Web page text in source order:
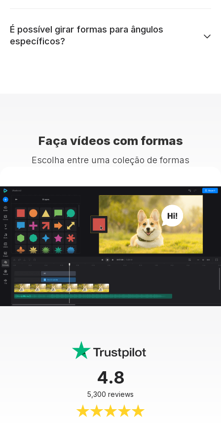
É possível girar formas para ângulos
específicos?
Faça vídeos com formas
Escolha entre uma coleção de formas
4.8
5,300 reviews